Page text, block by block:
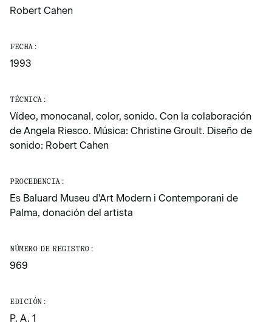
Robert Cahen
FECHA:
1993
TÉCNICA:
Vídeo, monocanal, color, sonido. Con la colaboración
de Angela Riesco. Música: Christine Groult. Diseño de
sonido: Robert Cahen
PROCEDENCIA:
Es Baluard Museu d'Art Modern i Contemporani de
Palma, donación del artista
NÚMERO DE REGISTRO:
969
EDICIÓN:
P. A. 1